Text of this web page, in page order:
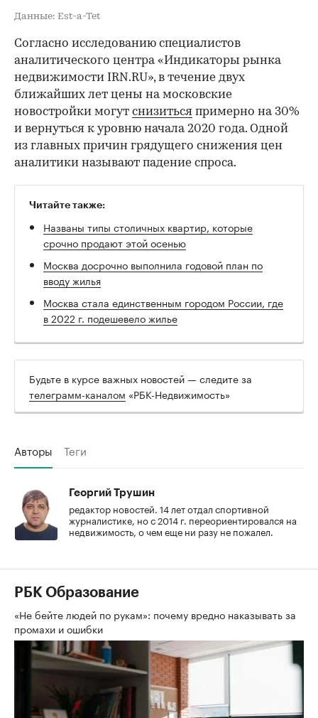
Данные: Est-a-Tet
Согласно исследованию специалистов
аналитического центра «Индикаторы рынка
недвижимости IRN.RU», в течение двух
ближайших лет цены на московские
новостройки могут снизиться примерно на 30%
и вернуться к уровню начала 2020 года. Одной
из главных причин грядущего снижения цен
аналитики называют падение спроса.
Читайте также:
Названы типы столичных квартир, которые
срочно продают этой осенью
Москва досрочно выполнила годовой план по
вводу жилья
Москва стала единственным городом России, где
в 2022 г. подешевело жилье
Будьте в курсе важных новостей — следите за
телеграмм-каналом «РБК-Недвижимость»
Авторы Теги
Георгий Трушин
редактор новостей. 14 лет отдал спортивной
журналистике, но с 2014 г. переориентировался на
недвижимость, о чем еще ни разу не пожалел.
РБК Образование
«Не бейте людей по рукам»: почему вредно наказывать за
промахи и ошибки